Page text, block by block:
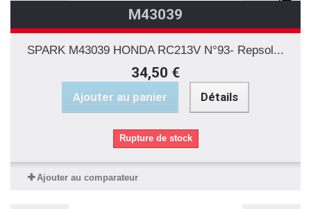
M43039
SPARK M43039 HONDA RC213V N°93- Repsol...
34,50 €
Ajouter au panier Détails
Rupture de stock
Ajouter au comparateur